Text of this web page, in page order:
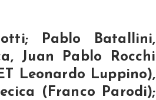
Pablo Batallini,
Juan Pablo Rocchi
Leonardo Luppino),
(Franco Parodi);